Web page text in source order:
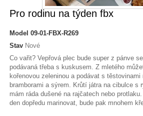
Pro rodinu na týden fbx
Model 09-01-FBX-R269
Stav Nové
Co vařit? Vepřová plec bude super z pánve
podávaná třeba s kuskusem. Z mletého
kořenovou zeleninou a podávat s těstovinami
bramborami a sýrem. Krůtí játra na cibulce s
mám ráda dušené na rajčatech nebo
den dopředu marinovat, bude pak mnohem